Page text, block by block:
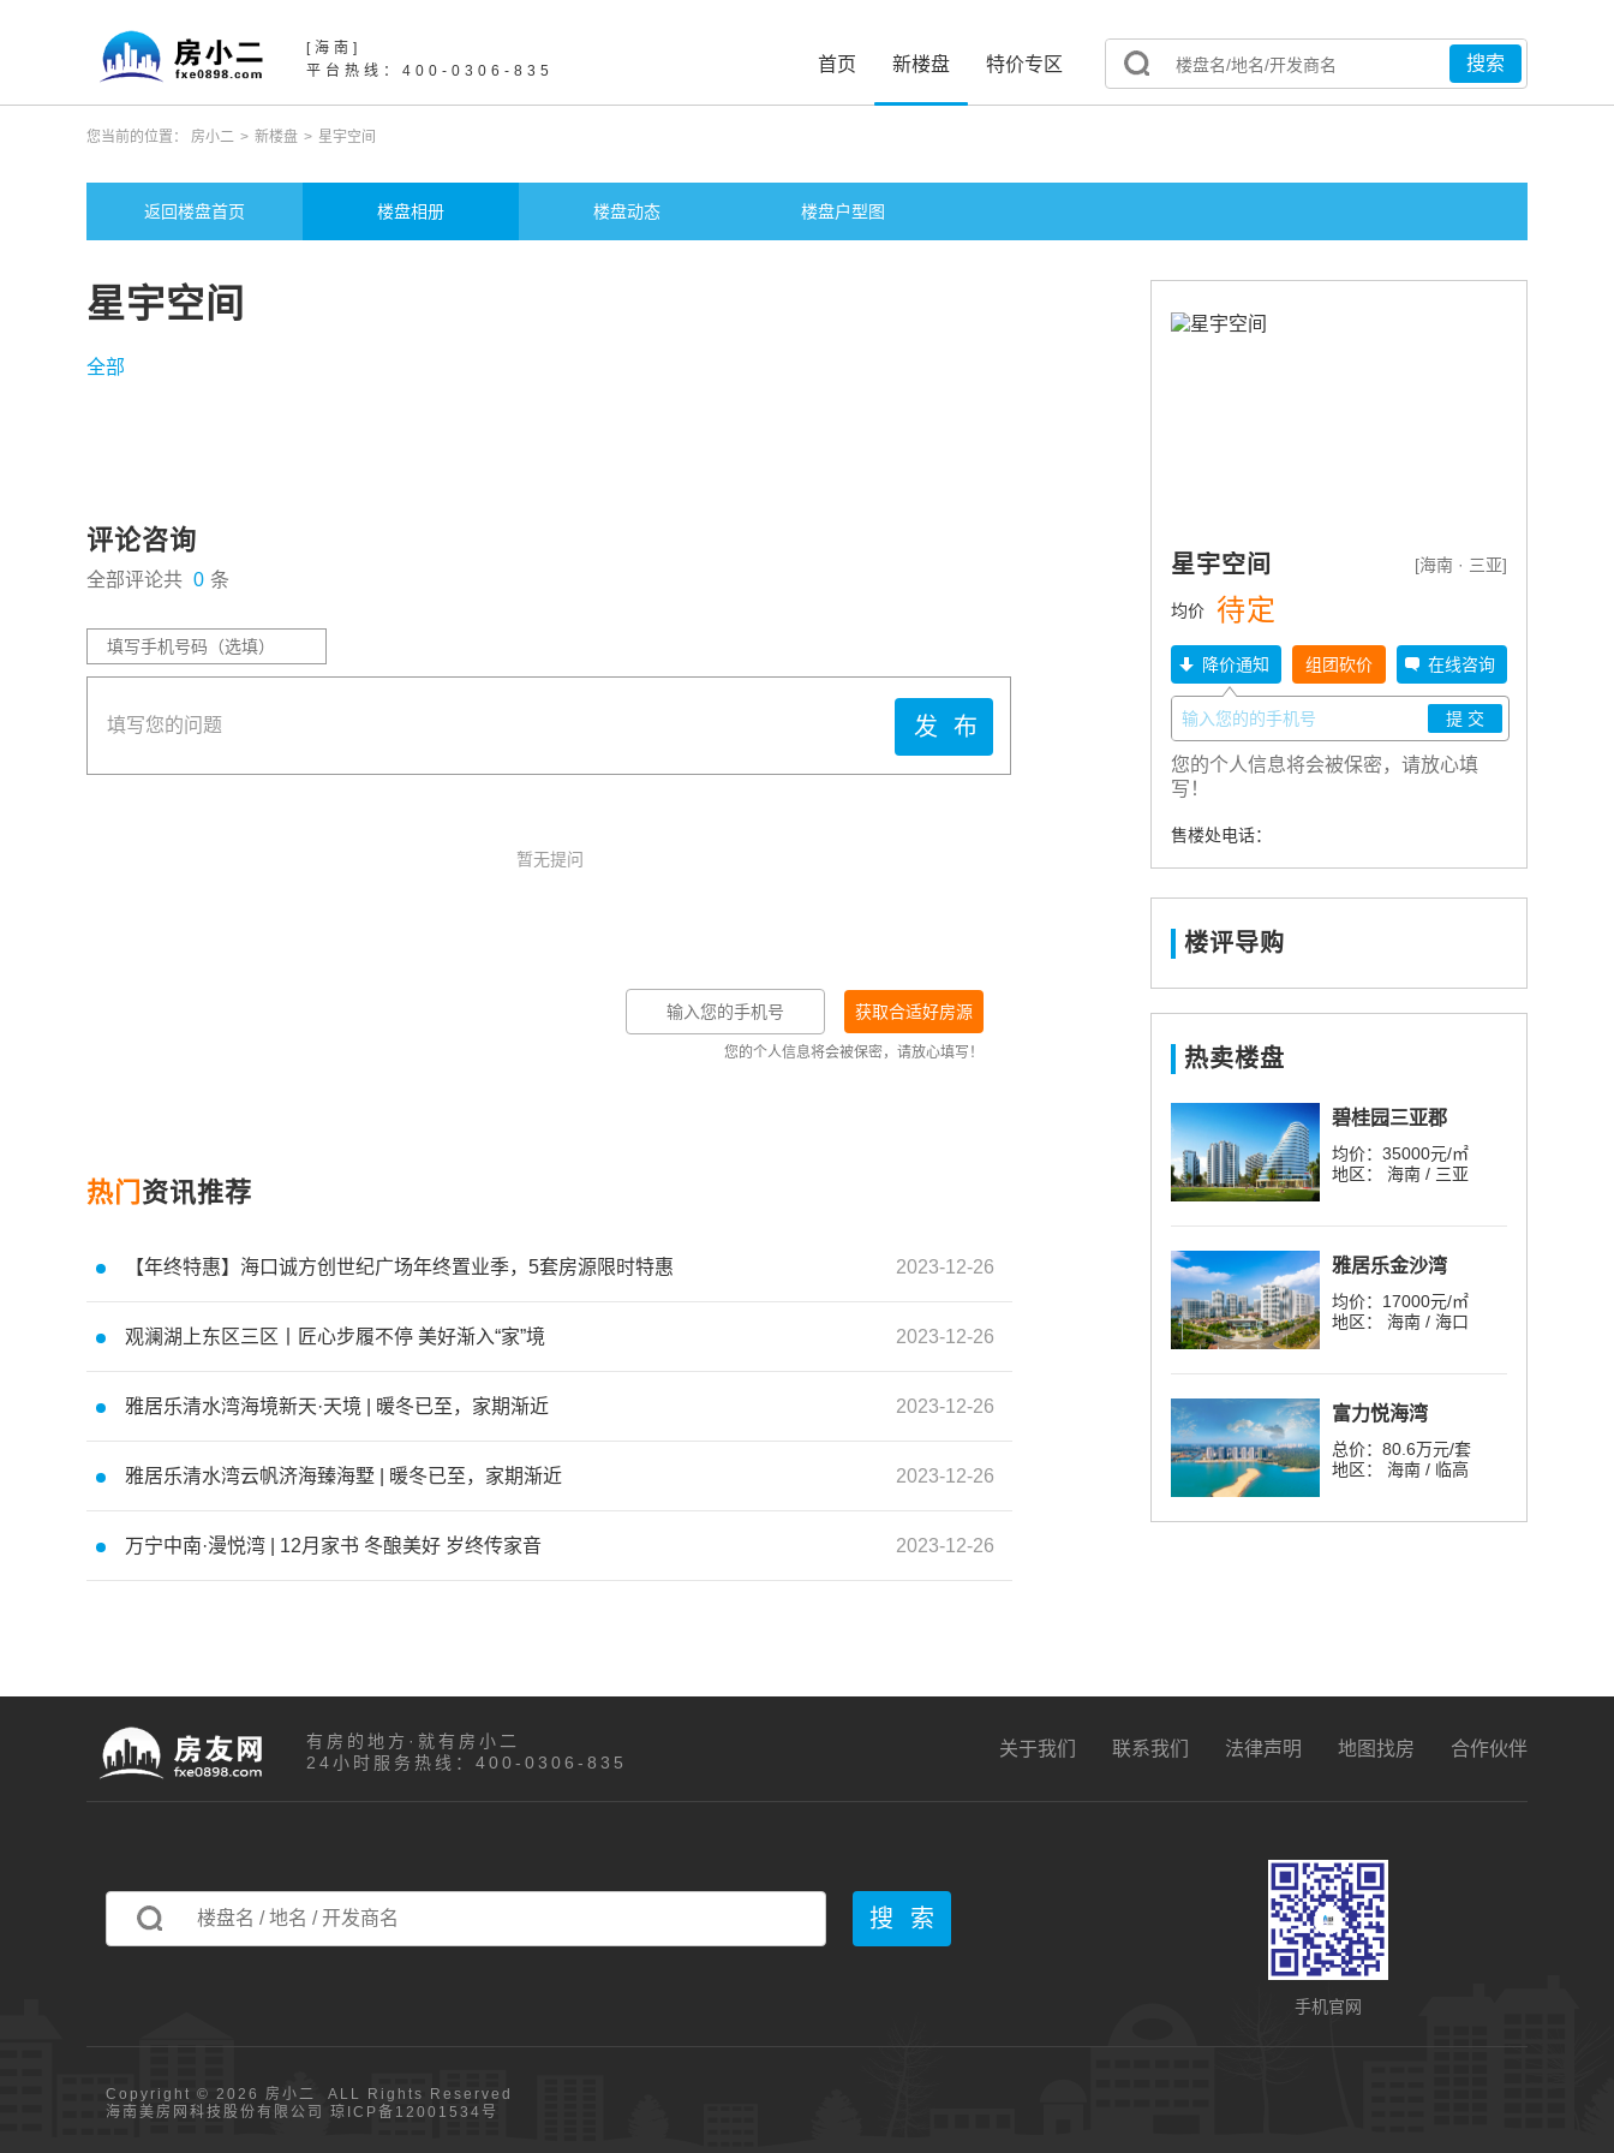
[海南]
平台热线：400-0306-835
首页 新楼盘 特价专区
您当前的位置： 房小二 > 新楼盘 > 星宇空间
返回楼盘首页 楼盘相册 楼盘动态 楼盘户型图
星宇空间
全部
评论咨询
全部评论共 0 条
发布
暂无提问
您的个人信息将会被保密，请放心填写！
热门 资讯推荐
【年终特惠】海口诚方创世纪广场年终置业季，5套房源限时特惠 2023-12-26
观澜湖上东区三区丨匠心步履不停 美好渐入“家”境 2023-12-26
雅居乐清水湾海境新天·天境 | 暖冬已至，家期渐近 2023-12-26
雅居乐清水湾云帆济海臻海墅 | 暖冬已至，家期渐近 2023-12-26
万宁中南·漫悦湾 | 12月家书 冬酿美好 岁终传家音 2023-12-26
星宇空间 [海南 · 三亚]
均价 待定
降价通知 组团砍价 在线咨询
您的个人信息将会被保密，请放心填
写！
售楼处电话：
楼评导购
热卖楼盘
碧桂园三亚郡
均价：35000元/㎡
地区： 海南 / 三亚
雅居乐金沙湾
均价：17000元/㎡
地区： 海南 / 海口
富力悦海湾
总价：80.6万元/套
地区： 海南 / 临高
有房的地方·就有房小二
24小时服务热线：400-0306-835
关于我们 联系我们 法律声明 地图找房 合作伙伴
手机官网
Copyright © 2026 房小二 ALL Rights Reserved
海南美房网科技股份有限公司
琼ICP备12001534号